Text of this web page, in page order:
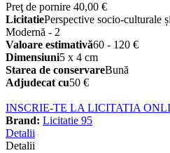
Preţ de pornire 40,00 €
LicitatiePerspective socio-culturale
Modernă - 2
Valoare estimativă60 - 120 €
Dimensiuni5 x 4 cm
Starea de conservareBună
Adjudecat cu50 €
INSCRIE-TE LA LICITATIA
Brand: Licitatie 95
Detalii
Detalii